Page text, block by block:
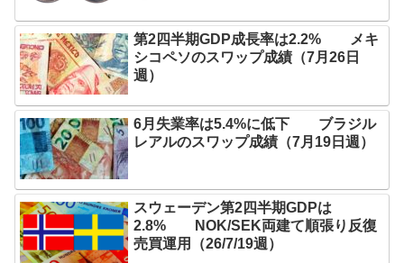
第2四半期GDP成長率は2.2% メキ
シコペソのスワップ成績（7月26日
週）
6月失業率は5.4%に低下 ブラジル
レアルのスワップ成績（7月19日週）
スウェーデン第2四半期GDPは
2.8% NOK/SEK両建て順張り反復
売買運用（26/7/19週）